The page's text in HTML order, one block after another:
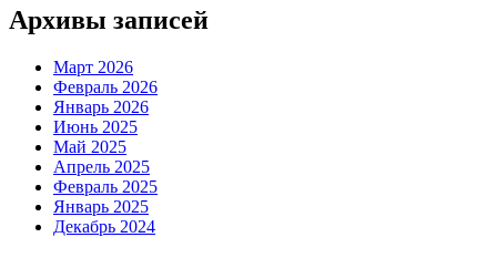
Архивы записей
Март 2026
Февраль 2026
Январь 2026
Июнь 2025
Май 2025
Апрель 2025
Февраль 2025
Январь 2025
Декабрь 2024